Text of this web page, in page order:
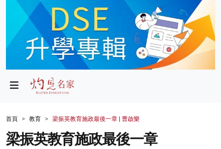
政局
財經
生活
首頁 教育 梁振英教育施政最後一章 | 曹啟樂
梁振英教育施政最後一章